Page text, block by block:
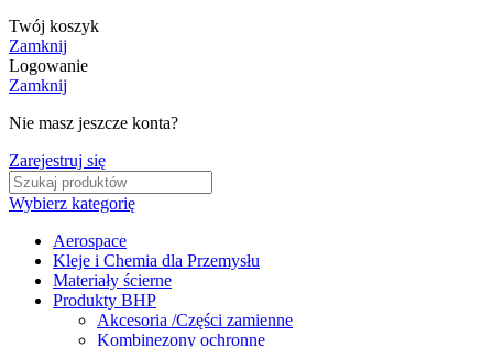
Twój koszyk
Zamknij
Logowanie
Zamknij
Nie masz jeszcze konta?
Zarejestruj się
Wybierz kategorię
Aerospace
Kleje i Chemia dla Przemysłu
Materiały ścierne
Produkty BHP
Akcesoria /Części zamienne
Kombinezony ochronne